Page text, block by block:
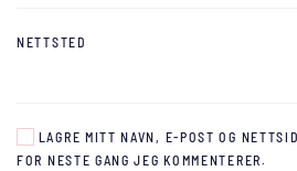
NETTSTED
LAGRE MITT NAVN, E-POST OG
FOR NESTE GANG JEG KOMMENTERER.